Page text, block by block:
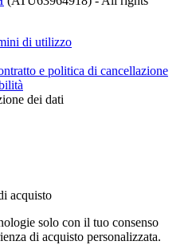
di utilizzo
e politica di cancellazione
dei dati
acquisto
solo con il tuo consenso
di acquisto personalizzata.